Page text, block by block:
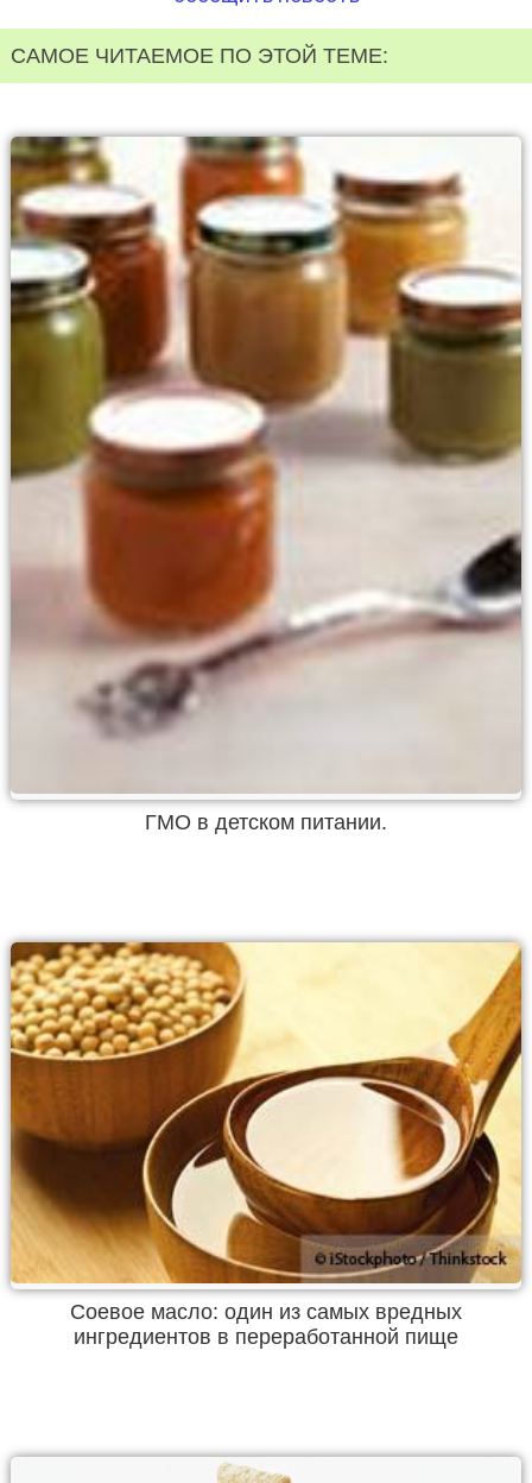
САМОЕ ЧИТАЕМОЕ ПО ЭТОЙ ТЕМЕ:
ГМО в детском питании.
Соевое масло: один из самых вредных
ингредиентов в переработанной пище